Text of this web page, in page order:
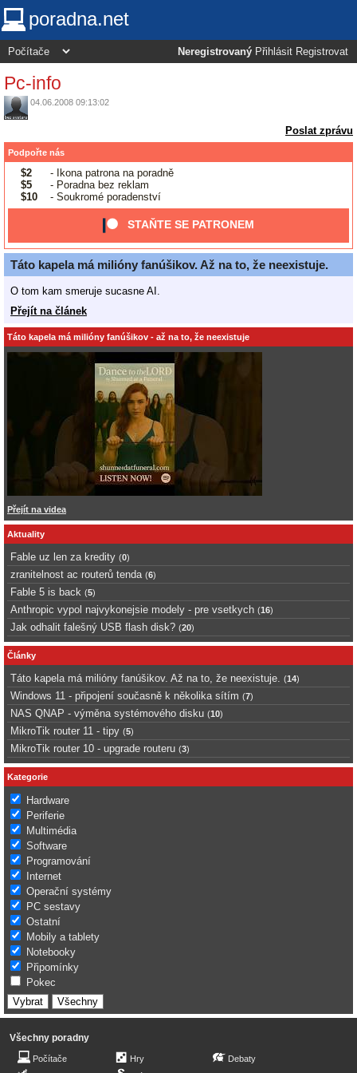
poradna.net
Neregistrovaný Přihlásit Registrovat
Pc-info
04.06.2008 09:13:02
Poslat zprávu
Podpořte nás
$2
- Ikona patrona na poradně
$5
- Poradna bez reklam
$10
- Soukromé poradenství
STAŇTE SE PATRONEM
Táto kapela má milióny fanúšikov. Až na to, že neexistuje.
O tom kam smeruje sucasne AI.
Přejít na článek
Táto kapela má milióny fanúšikov - až na to, že neexistuje
Přejít na videa
Aktuality
Fable uz len za kredity (0)
zranitelnost ac routerů tenda (6)
Fable 5 is back (5)
Anthropic vypol najvykonejsie modely - pre vsetkych (16)
Jak odhalit falešný USB flash disk? (20)
Články
Táto kapela má milióny fanúšikov. Až na to, že neexistuje. (14)
Windows 11 - připojení současně k několika sítím (7)
NAS QNAP - výměna systémového disku (10)
MikroTik router 11 - tipy (5)
MikroTik router 10 - upgrade routeru (3)
Kategorie
Hardware
Periferie
Multimédia
Software
Programování
Internet
Operační systémy
PC sestavy
Ostatní
Mobily a tablety
Notebooky
Připomínky
Pokec
Všechny poradny
Počítače
Hry
Debaty